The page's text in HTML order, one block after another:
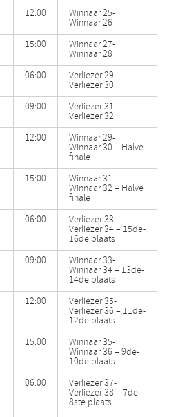
12:00 Winnaar 25-
Winnaar 26
15:00 Winnaar 27-
Winnaar 28
06:00 Verliezer 29-
Verliezer 30
09:00 Verliezer 31-
Verliezer 32
12:00 Winnaar 29-
Winnaar 30 – Halve
finale
15:00 Winnaar 31-
Winnaar 32 – Halve
finale
06:00 Verliezer 33-
Verliezer 34 – 15de-
16de plaats
09:00 Winnaar 33-
Winnaar 34 – 13de-
14de plaats
12:00 Verliezer 35-
Verliezer 36 – 11de-
12de plaats
15:00 Winnaar 35-
Winnaar 36 – 9de-
10de plaats
06:00 Verliezer 37-
Verliezer 38 – 7de-
8ste plaats